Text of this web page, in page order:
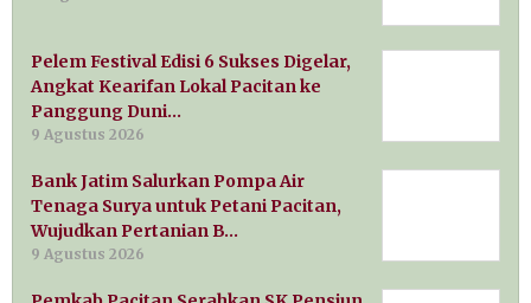
Pelem Festival Edisi 6 Sukses Digelar,
Angkat Kearifan Lokal Pacitan ke
Panggung Duni…
9 Agustus 2026
Bank Jatim Salurkan Pompa Air
Tenaga Surya untuk Petani Pacitan,
Wujudkan Pertanian B…
9 Agustus 2026